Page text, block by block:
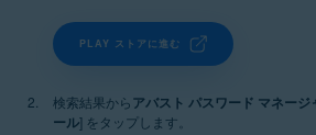
PLAY ストアに進む
検索結果からアバスト パスワード マネージ
ール] をタップします。